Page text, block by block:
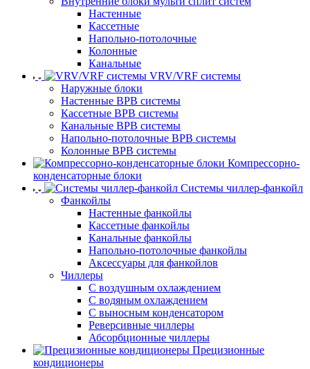
Настенные
Кассетные
Напольно-потолочные
Колонные
Канальные
VRV/VRF системы
Наружные блоки
Настенные ВРВ системы
Кассетные ВРВ системы
Канальные ВРВ системы
Напольно-потолочные ВРВ системы
Колонные ВРВ системы
Компрессорно-
конденсаторные блоки
Системы чиллер-фанкойл
Фанкойлы
Настенные фанкойлы
Кассетные фанкойлы
Канальные фанкойлы
Напольно-потолочные фанкойлы
Аксессуары для фанкойлов
Чиллеры
С воздушным охлаждением
С водяным охлаждением
С выносным конденсатором
Реверсивные чиллеры
Абсорбционные чиллеры
Прецизионные
кондиционеры